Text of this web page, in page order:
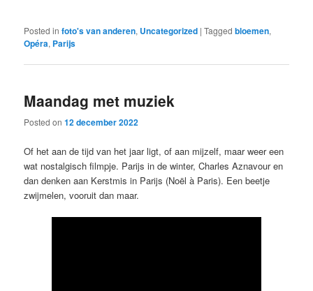
Posted in foto's van anderen, Uncategorized |Tagged bloemen,
Opéra, Parijs
Maandag met muziek
Posted on12 december 2022
Of het aan de tijd van het jaar ligt, of aan mijzelf, maar weer een
wat nostalgisch filmpje. Parijs in de winter, Charles Aznavour en
dan denken aan Kerstmis in Parijs (Noël à Paris). Een beetje
zwijmelen, vooruit dan maar.